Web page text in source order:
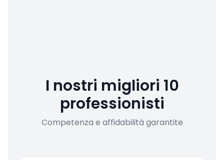
I nostri migliori 10
professionisti
Competenza e affidabilità garantite